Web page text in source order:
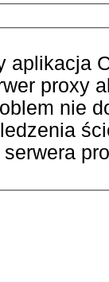
aplikacja
proxy
nie